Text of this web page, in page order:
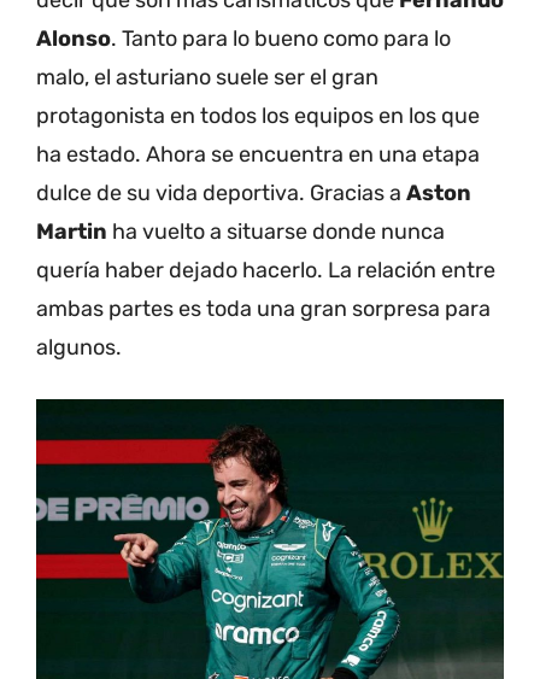
Alonso. Tanto para lo bueno como para lo
malo, el asturiano suele ser el gran
protagonista en todos los equipos en los que
ha estado. Ahora se encuentra en una etapa
dulce de su vida deportiva. Gracias a Aston
Martin ha vuelto a situarse donde nunca
quería haber dejado hacerlo. La relación entre
ambas partes es toda una gran sorpresa para
algunos.